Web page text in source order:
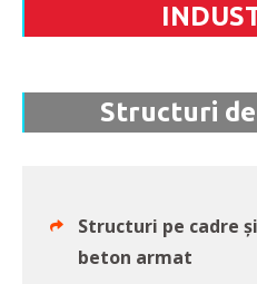
Structuri
Structuri pe cadre
beton armat